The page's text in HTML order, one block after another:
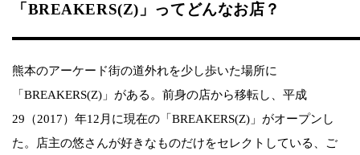
「BREAKERS(Z)」ってどんなお店？
熊本のアーケード街の道外れを少し歩いた場所に
「BREAKERS(Z)」がある。前身の店から移転し、平成
29（2017）年12月に現在の「BREAKERS(Z)」がオープンし
た。店主の悠さんが好きなものだけをセレクトしている、ご